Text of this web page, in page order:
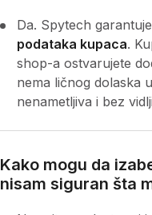
Da. Spytech garantuje
podataka kupaca.
shop-a ostvarujete
nema ličnog dolaska
nenametljiva i bez
Kako mogu da
nisam siguran šta